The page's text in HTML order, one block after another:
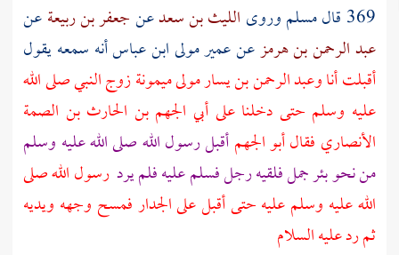
369 قال مسلم وروى الليث بن سعدعنجعفر بن ربيعةعن
عبد الرحمن بن هرمزعنعميرمولىابن عباسأنه سمعه يقول
أقبلت أناوعبد الرحمن بن يسارمولىميمونة زوج النبي صلى الله
عليه وسلم حتى دخلنا على أبي الجهم بن الحارث بن الصمة
الأنصاري فقالأبو الجهمأقبل رسول الله صلى الله عليه وسلم
من نحوبئر جملفلقيه رجل فسلم عليه فلم يرد رسول الله صلى
الله عليه وسلم عليه حتى أقبل على الجدار فمسح وجهه ويديه
ثم رد عليه السلام